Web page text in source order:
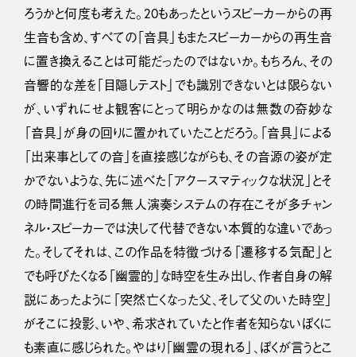
ろうかと何度も考えた。20もあったというスピーカーからの再
生音も含め、すべての「音具」もまたスピーカーからの再生音
に置き換えることは可能だったのではないか。もちろん、その
音響的な差を「目隠しテスト」でも識別できないとは限らない
が、いずれにせよ観客にとって明らかなのは無数の奇妙な
「音具」が身の回りに置かれていたことだろう。「音具」による
「出来事としての音」を直接感じながらも、その音源の姿が定
かでないような、先に述べた「アクースマティックな状況」とそ
の時間進行を司る無人演奏システムの存在こそが多チャン
ネル・スピーカーでは決して代替できない本質的な違いであっ
た。そしてそれは、この作品を特徴づける「遷移する気配」と
でも呼びたくなる「幽霊的」な時空を生み出し、作者自身の解
説にあったように「突然亡くなった父、そして父のいた時空」
がそこに投影、いや、希求されていたと作者を知らないぼくに
も素直に感じられた。やはり「幽霊の現れる」、ぼくが言うとこ